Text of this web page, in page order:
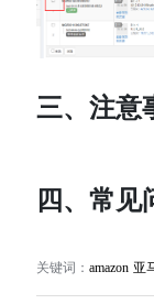
三、注意
四、常见
关键词： amazon